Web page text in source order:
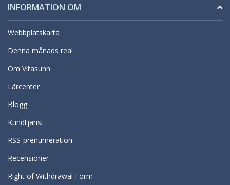
INFORMATION OM
Webbplatskarta
Denna månads rea!
Om Vitasunn
Lärcenter
Blogg
Kundtjänst
RSS-prenumeration
Recensioner
Right of Withdrawal Form